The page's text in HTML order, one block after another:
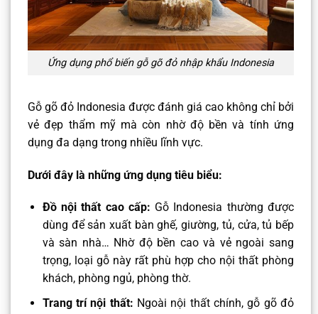
Ứng dụng phổ biến gỗ gõ đỏ nhập khẩu Indonesia
Gỗ gõ đỏ Indonesia được đánh giá cao không chỉ bởi
vẻ đẹp thẩm mỹ mà còn nhờ độ bền và tính ứng
dụng đa dạng trong nhiều lĩnh vực.
Dưới đây là những ứng dụng tiêu biểu:
Đồ nội thất cao cấp: Gỗ Indonesia thường được
dùng để sản xuất bàn ghế, giường, tủ, cửa, tủ bếp
và sàn nhà… Nhờ độ bền cao và vẻ ngoài sang
trọng, loại gỗ này rất phù hợp cho nội thất phòng
khách, phòng ngủ, phòng thờ.
Trang trí nội thất: Ngoài nội thất chính, gỗ gõ đỏ